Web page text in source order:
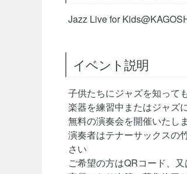
Jazz Live for
イベント説明
子供たちにジャズを知って
楽器を練習中またはジャズ
無料の演奏会を開催いたし
演奏者はテナーサックスの
さい
ご希望の方はQRコード、